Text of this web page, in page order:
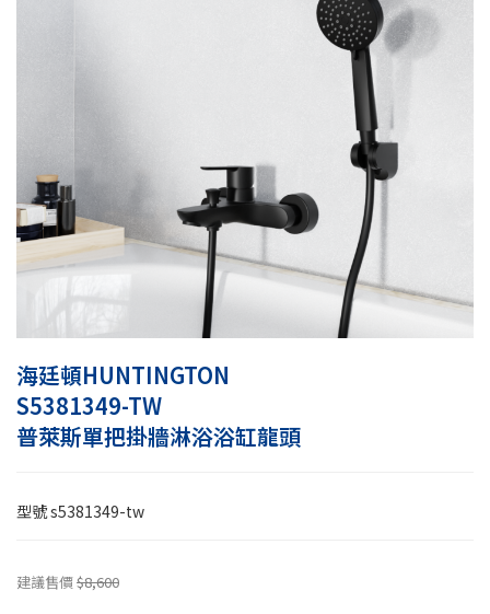
海廷頓HUNTINGTON
S5381349-TW
普萊斯單把掛牆淋浴浴缸龍頭
型號s5381349-tw
建議售價$8,600